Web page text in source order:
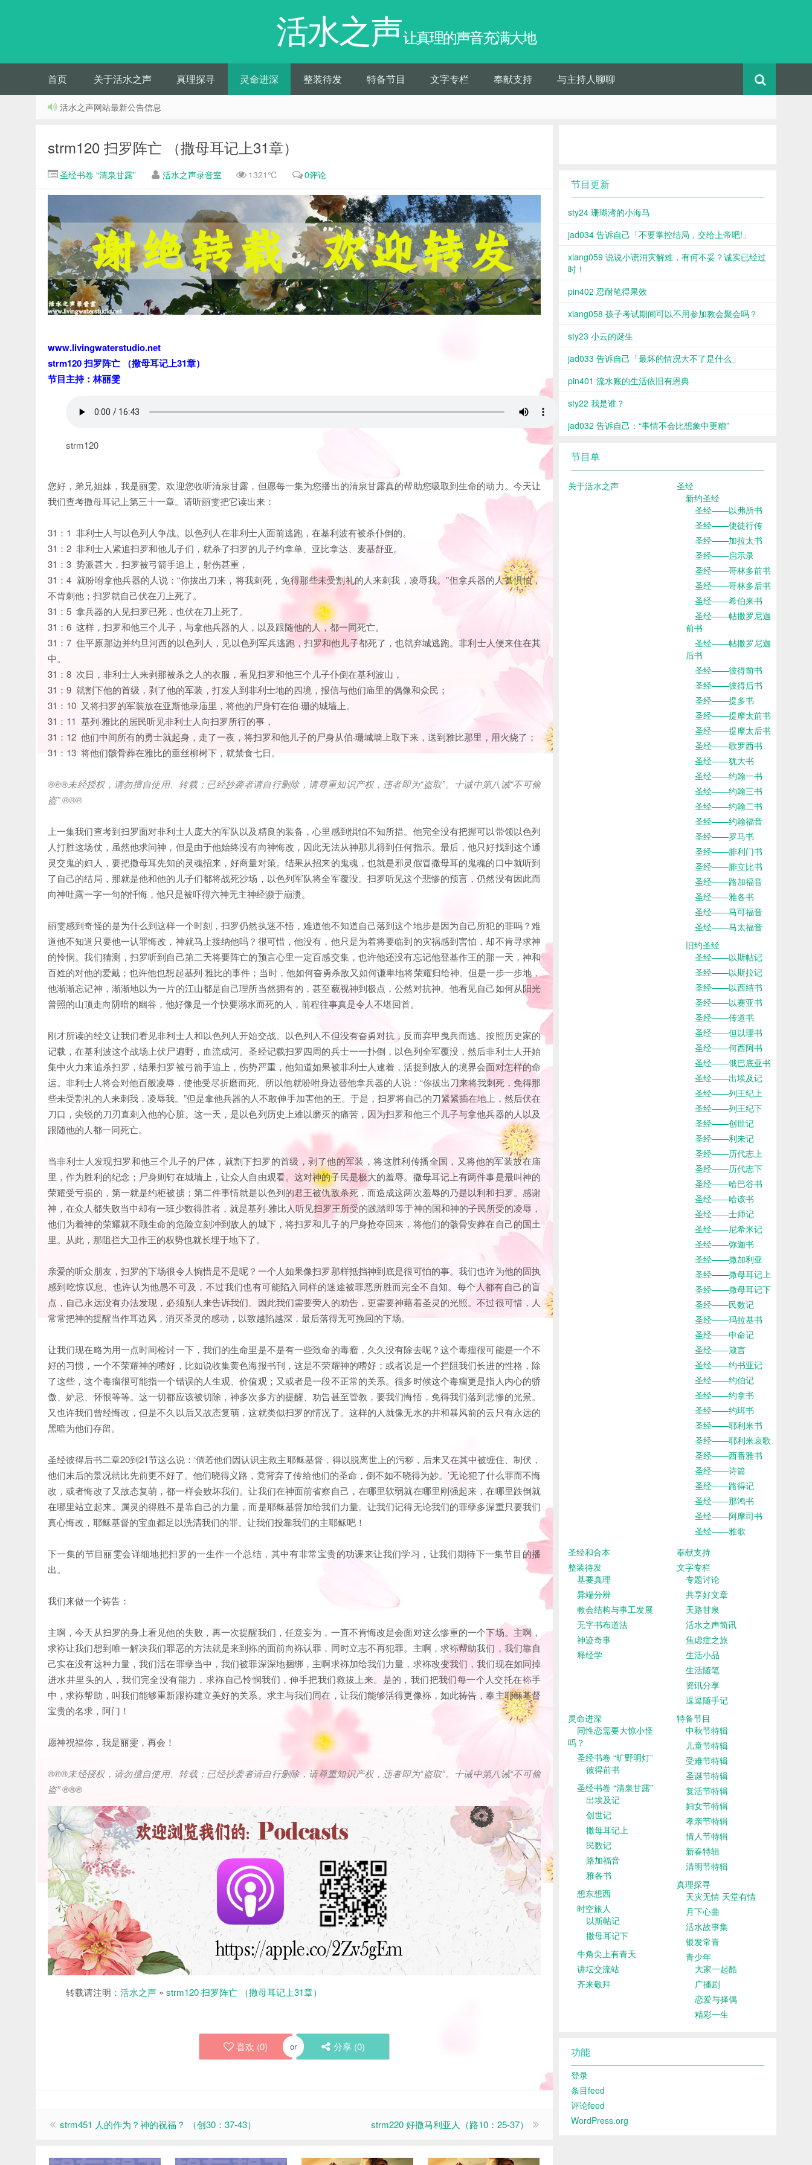
活水之声让真理的声音充满大地
首页 关于活水之声 真理探寻 灵命进深 整装待发 特备节目 文字专栏 奉献支持 与主持人聊聊
活水之声网站最新公告信息
strm120 扫罗阵亡 （撒母耳记上31章）
圣经书卷 “清泉甘露” 活水之声录音室 1321℃ 0评论
www.livingwaterstudio.net
strm120 扫罗阵亡 （撒母耳记上31章）
节目主持：林丽雯
strm120
您好，弟兄姐妹，我是丽雯。欢迎您收听清泉甘露，但愿每一集为您播出的清泉甘露真的帮助您吸取到生命的动力。今天让
我们查考撒母耳记上第三十一章。请听丽雯把它读出来：
31：1 非利士人与以色列人争战。以色列人在非利士人面前逃跑，在基利波有被杀仆倒的。
31：2 非利士人紧追扫罗和他儿子们，就杀了扫罗的儿子约拿单、亚比拿达、麦基舒亚。
31：3 势派甚大，扫罗被弓箭手追上，射伤甚重，
31：4 就吩咐拿他兵器的人说：“你拔出刀来，将我刺死，免得那些未受割礼的人来刺我，凌辱我。”但拿兵器的人甚惧怕，
不肯刺他；扫罗就自己伏在刀上死了。
31：5 拿兵器的人见扫罗已死，也伏在刀上死了。
31：6 这样，扫罗和他三个儿子，与拿他兵器的人，以及跟随他的人，都一同死亡。
31：7 住平原那边并约旦河西的以色列人，见以色列军兵逃跑，扫罗和他儿子都死了，也就弃城逃跑。非利士人便来住在其
中。
31：8 次日，非利士人来剥那被杀之人的衣服，看见扫罗和他三个儿子仆倒在基利波山，
31：9 就割下他的首级，剥了他的军装，打发人到非利士地的四境，报信与他们庙里的偶像和众民；
31：10 又将扫罗的军装放在亚斯他录庙里，将他的尸身钉在伯·珊的城墙上。
31：11 基列·雅比的居民听见非利士人向扫罗所行的事，
31：12 他们中间所有的勇士就起身，走了一夜，将扫罗和他儿子的尸身从伯·珊城墙上取下来，送到雅比那里，用火烧了；
31：13 将他们骸骨葬在雅比的垂丝柳树下，就禁食七日。
®®®未经授权，请勿擅自使用、转载；已经抄袭者请自行删除，请尊重知识产权，违者即为“盗取”。十诫中第八诫“不可偷
盗” ®®®
上一集我们查考到扫罗面对非利士人庞大的军队以及精良的装备，心里感到惧怕不知所措。他完全没有把握可以带领以色列
人打胜这场仗，虽然他求问神，但是由于他始终没有向神悔改，因此无法从神那儿得到任何指示。最后，他只好找到这个通
灵交鬼的妇人，要把撒母耳先知的灵魂招来，好商量对策。结果从招来的鬼魂，也就是邪灵假冒撒母耳的鬼魂的口中就听到
了自己的结局，那就是他和他的儿子们都将战死沙场，以色列军队将全军覆没。扫罗听见这个悲惨的预言，仍然没有因此而
向神吐露一字一句的忏悔，他只是被吓得六神无主神经濒于崩溃。
丽雯感到奇怪的是为什么到这样一个时刻，扫罗仍然执迷不悟，难道他不知道自己落到这个地步是因为自己所犯的罪吗？难
道他不知道只要他一认罪悔改，神就马上接纳他吗？很可惜，他没有，他只是为着将要临到的灾祸感到害怕，却不肯寻求神
的怜悯。我们猜测，扫罗听到自己第二天将要阵亡的预言心里一定百感交集，也许他还没有忘记他登基作王的那一天，神和
百姓的对他的爱戴；也许他也想起基列·雅比的事件；当时，他如何奋勇杀敌又如何谦卑地将荣耀归给神。但是一步一步地，
他渐渐忘记神，渐渐地以为一片的江山都是自己理所当然拥有的，甚至藐视神到极点，公然对抗神。他看见自己如何从阳光
普照的山顶走向阴暗的幽谷，他好像是一个快要溺水而死的人，前程往事真是令人不堪回首。
刚才所读的经文让我们看见非利士人和以色列人开始交战。以色列人不但没有奋勇对抗，反而弃甲曳兵而逃。按照历史家的
记载，在基利波这个战场上伏尸遍野，血流成河。圣经记载扫罗四周的兵士一一扑倒，以色列全军覆没，然后非利士人开始
集中火力来追杀扫罗，结果扫罗被弓箭手追上，伤势严重，他知道如果被非利士人逮着，活捉到敌人的境界会面对怎样的命
运。非利士人将会对他百般凌辱，使他受尽折磨而死。所以他就吩咐身边替他拿兵器的人说：“你拔出刀来将我刺死，免得那
些未受割礼的人来刺我，凌辱我。”但是拿他兵器的人不敢伸手加害他的王。于是，扫罗将自己的刀紧紧插在地上，然后伏在
刀口，尖锐的刀刃直刺入他的心脏。这一天，是以色列历史上难以磨灭的痛苦，因为扫罗和他三个儿子与拿他兵器的人以及
跟随他的人都一同死亡。
当非利士人发现扫罗和他三个儿子的尸体，就割下扫罗的首级，剥了他的军装，将这胜利传播全国，又将他的军装放在庙
里，作为胜利的纪念；尸身则钉在城墙上，让众人自由观看。这对神的子民是极大的羞辱。撒母耳记上有两件事是最叫神的
荣耀受亏损的，第一就是约柜被掳；第二件事情就是以色列的君王被仇敌杀死，而造成这两次羞辱的乃是以利和扫罗。感谢
神，在众人都失败当中却有一班少数得胜者，就是基列·雅比人听见扫罗王所受的践踏即等于神的国和神的子民所受的凌辱，
他们为着神的荣耀就不顾生命的危险立刻冲到敌人的城下，将扫罗和儿子的尸身抢夺回来，将他们的骸骨安葬在自己的国土
里。从此，那阻拦大卫作王的权势也就长埋于地下了。
亲爱的听众朋友，扫罗的下场很令人惋惜是不是呢？一个人如果像扫罗那样抵挡神到底是很可怕的事。我们也许为他的固执
感到吃惊叹息、也许认为他愚不可及，不过我们也有可能陷入同样的迷途被罪恶所胜而完全不自知。每个人都有自己的盲
点，自己永远没有办法发现，必须别人来告诉我们。因此我们需要旁人的劝告，更需要神藉着圣灵的光照。不过很可惜，人
常常把神的提醒当作耳边风，消灭圣灵的感动，以致越陷越深，最后落得无可挽回的下场。
让我们现在略为用一点时间检讨一下，我们的生命里是不是有一些致命的毒瘤，久久没有除去呢？这个毒瘤很可能是一个不
好的习惯，一个不荣耀神的嗜好，比如说收集黄色海报书刊，这是不荣耀神的嗜好；或者说是一个拦阻我们长进的性格，除
了这些，这个毒瘤很可能指一个错误的人生观、价值观；又或者是一段不正常的关系。很多时候这个毒瘤更是指人内心的骄
傲、妒忌、怀恨等等。这一切都应该被切除，神多次多方的提醒、劝告甚至管教，要我们悔悟，免得我们落到悲惨的光景。
又也许我们曾经悔改，但是不久以后又故态复萌，这就类似扫罗的情况了。这样的人就像无水的井和暴风前的云只有永远的
黑暗为他们存留。
圣经彼得后书二章20到21节这么说：‘倘若他们因认识主救主耶稣基督，得以脱离世上的污秽，后来又在其中被缠住、制伏，
他们末后的景况就比先前更不好了。他们晓得义路，竟背弃了传给他们的圣命，倒不如不晓得为妙。’无论犯了什么罪而不悔
改，或者悔改了又故态复萌，都一样会败坏我们。让我们在神面前省察自己，在哪里软弱就在哪里刚强起来，在哪里跌倒就
在哪里站立起来。属灵的得胜不是靠自己的力量，而是耶稣基督加给我们力量。让我们记得无论我们的罪孽多深重只要我们
真心悔改，耶稣基督的宝血都足以洗清我们的罪。让我们投靠我们的主耶稣吧！
下一集的节目丽雯会详细地把扫罗的一生作一个总结，其中有非常宝贵的功课来让我们学习，让我们期待下一集节目的播
出。
我们来做一个祷告：
主啊，今天从扫罗的身上看见他的失败，再一次提醒我们，任意妄为，一直不肯悔改是会面对这么惨重的一个下场。主啊，
求袮让我们想到唯一解决我们罪恶的方法就是来到袮的面前向袮认罪，同时立志不再犯罪。主啊，求袮帮助我们，我们靠自
己实在没有这种力量，我们活在罪孽当中，我们被罪深深地捆绑，主啊求袮加给我们力量，求袮改变我们，我们现在如同掉
进水井里头的人，我们完全没有能力，求袮自己怜悯我们，伸手把我们救拔上来。是的，我们把我们每一个人交托在袮手
中，求袮帮助，叫我们能够重新跟袮建立美好的关系。求主与我们同在，让我们能够活得更像袮，如此祷告，奉主耶稣基督
宝贵的名求，阿门！
愿神祝福你，我是丽雯，再会！
®®®未经授权，请勿擅自使用、转载；已经抄袭者请自行删除，请尊重知识产权，违者即为“盗取”。十诫中第八诫“不可偷
盗” ®®®
转载请注明： 活水之声 » strm120 扫罗阵亡 （撒母耳记上31章）
喜欢 (0) or 分享 (0)
strm451 人的作为？神的祝福？ （创30：37-43） strm220 好撒马利亚人（路10：25-37）
节目更新
sty24 珊瑚湾的小海马
jad034 告诉自己「不要掌控结局，交给上帝吧!」
xiang059 说说小谎消灾解难，有何不妥？诚实已经过
时！
pin402 忍耐笔得果效
xiang058 孩子考试期间可以不用参加教会聚会吗？
sty23 小云的诞生
jad033 告诉自己「最坏的情况大不了是什么」
pin401 流水账的生活依旧有恩典
sty22 我是谁？
jad032 告诉自己：“事情不会比想象中更糟”
节目单
关于活水之声
圣经
新约圣经
圣经——以弗所书
圣经——使徒行传
圣经——加拉太书
圣经——启示录
圣经——哥林多前书
圣经——哥林多后书
圣经——希伯来书
圣经——帖撒罗尼迦
前书
圣经——帖撒罗尼迦
后书
圣经——彼得前书
圣经——彼得后书
圣经——提多书
圣经——提摩太前书
圣经——提摩太后书
圣经——歌罗西书
圣经——犹大书
圣经——约翰一书
圣经——约翰三书
圣经——约翰二书
圣经——约翰福音
圣经——罗马书
圣经——腓利门书
圣经——腓立比书
圣经——路加福音
圣经——雅各书
圣经——马可福音
圣经——马太福音
旧约圣经
圣经——以斯帖记
圣经——以斯拉记
圣经——以西结书
圣经——以赛亚书
圣经——传道书
圣经——但以理书
圣经——何西阿书
圣经——俄巴底亚书
圣经——出埃及记
圣经——列王纪上
圣经——列王纪下
圣经——创世记
圣经——利未记
圣经——历代志上
圣经——历代志下
圣经——哈巴谷书
圣经——哈该书
圣经——士师记
圣经——尼希米记
圣经——弥迦书
圣经——撒加利亚
圣经——撒母耳记上
圣经——撒母耳记下
圣经——民数记
圣经——玛拉基书
圣经——申命记
圣经——箴言
圣经——约书亚记
圣经——约伯记
圣经——约拿书
圣经——约珥书
圣经——耶利米书
圣经——耶利米哀歌
圣经——西番雅书
圣经——诗篇
圣经——路得记
圣经——那鸿书
圣经——阿摩司书
圣经——雅歌
圣经和合本
奉献支持
整装待发
基要真理
异端分辨
教会结构与事工发展
无字书布道法
神迹奇事
释经学
文字专栏
专题讨论
共享好文章
天路甘泉
活水之声简讯
焦虑症之旅
生活小品
生活随笔
资讯分享
逗逗随手记
灵命进深
同性恋需要大惊小怪
吗？
圣经书卷 “旷野明灯”
彼得前书
圣经书卷 “清泉甘露”
出埃及记
创世记
撒母耳记上
民数记
路加福音
雅各书
想东想西
时空旅人
以斯帖记
撒母耳记下
牛角尖上有青天
讲坛交流站
齐来敬拜
特备节目
中秋节特辑
儿童节特辑
受难节特辑
圣诞节特辑
复活节特辑
妇女节特辑
孝亲节特辑
情人节特辑
新春特辑
清明节特辑
真理探寻
天灾无情 天堂有情
月下心曲
活水故事集
银发常青
青少年
大家一起酷
广播剧
恋爱与择偶
精彩一生
功能
登录
条目feed
评论feed
WordPress.org